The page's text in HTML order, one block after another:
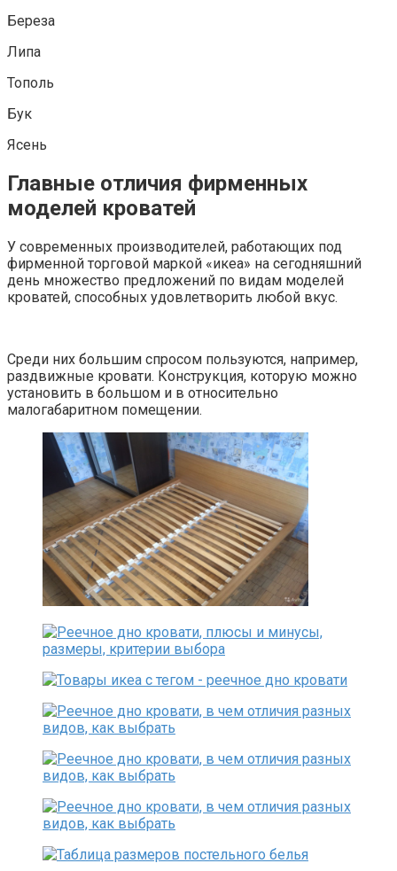
Береза
Липа
Тополь
Бук
Ясень
Главные отличия фирменных
моделей кроватей
У современных производителей, работающих под
фирменной торговой маркой «икеа» на сегодняшний
день множество предложений по видам моделей
кроватей, способных удовлетворить любой вкус.
Среди них большим спросом пользуются, например,
раздвижные кровати. Конструкция, которую можно
установить в большом и в относительно
малогабаритном помещении.